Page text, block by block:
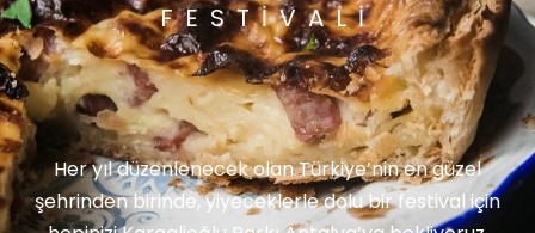
FESTIVALI
Her yıl düzenlenecek olan Türkiye’nin en güzel
şehrinden birinde, yiyeceklerle dolu bir festival için